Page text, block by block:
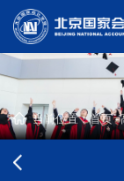
当前位置：首页-